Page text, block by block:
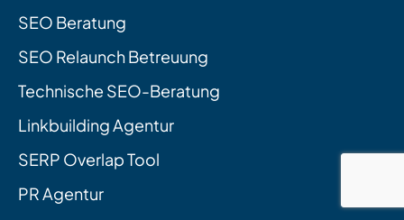
SEO Beratung
SEO Relaunch Betreuung
Technische SEO-Beratung
Linkbuilding Agentur
SERP Overlap Tool
PR Agentur